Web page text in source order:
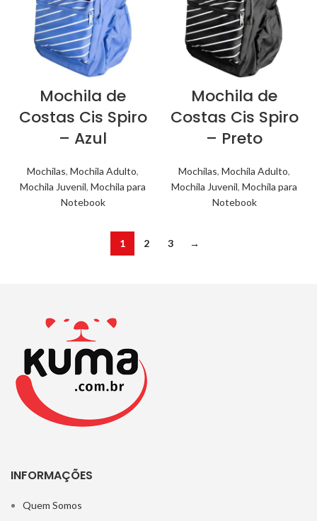
Mochila de
Costas Cis Spiro
– Azul
Mochilas, Mochila Adulto,
Mochila Juvenil, Mochila para
Notebook
Mochila de
Costas Cis Spiro
– Preto
Mochilas, Mochila Adulto,
Mochila Juvenil, Mochila para
Notebook
1 2 3 →
INFORMAÇÕES
Quem Somos